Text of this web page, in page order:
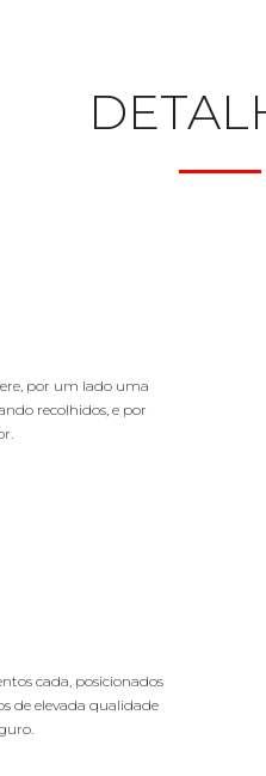
por um lado uma
recolhidos, e por
cada, posicionados
de elevada qualidade